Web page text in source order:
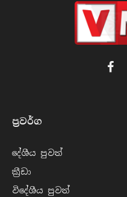
ප්‍රවර්​ග
දේශීය පුව​ත්
ක්‍රී​ඩා
විදේශීය පුව​ත්